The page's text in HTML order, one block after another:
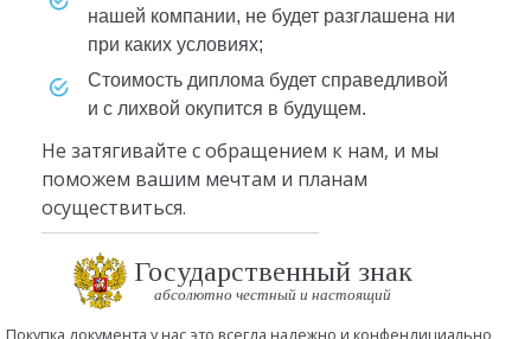
нашей компании, не будет разглашена ни
при каких условиях;
стоимость диплома будет справедливой
и с лихвой окупится в будущем.
Не затягивайте с обращением к нам, и мы
поможем вашим мечтам и планам
осуществиться.
Государственный знак
абсолютно честный и настоящий